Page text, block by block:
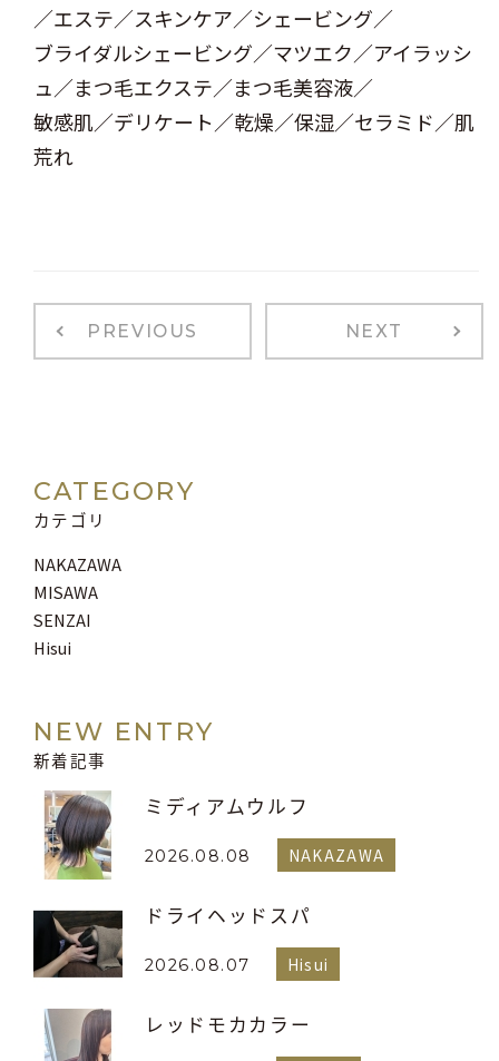
／エステ／スキンケア／シェービング／
ブライダルシェービング／マツエク／アイラッシ
ュ／まつ毛エクステ／まつ毛美容液／
敏感肌／デリケート／乾燥／保湿／セラミド／肌
荒れ
PREVIOUS NEXT
CATEGORY
カテゴリ
NAKAZAWA
MISAWA
SENZAI
Hisui
NEW ENTRY
新着記事
ミディアムウルフ
2026.08.08 NAKAZAWA
ドライヘッドスパ
2026.08.07 Hisui
レッドモカカラー